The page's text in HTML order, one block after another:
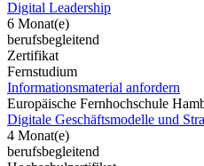
Digital Leadership
6 Monat(e)
berufsbegleitend
Zertifikat
Fernstudium
Informationsmaterial anfordern
Europäische Fernhochschule
Digitale Geschäftsmodelle und
4 Monat(e)
berufsbegleitend